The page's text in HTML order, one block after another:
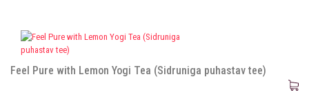
Feel Pure with Lemon Yogi Tea (Sidruniga puhastav tee)